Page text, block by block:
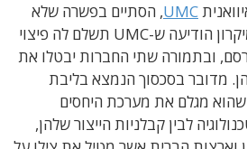
UMC, הסתיים בפשרה שלא
נחשפה לציבור. חברת מיקרון הודיעה ש-UMC תשלם לה פיצוי
ובתמורה שתי החברות יבטלו את
מדובר בסכסוך הנמצא בליבת
שהוא מגלם את מערכת היחסים
לבין קבלניות הייצור שלהן,